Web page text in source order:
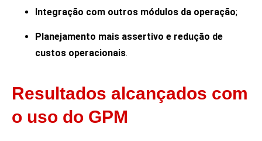
Integração com outros módulos da operação;
Planejamento mais assertivo e redução de
custos operacionais.
Resultados alcançados com
o uso do GPM